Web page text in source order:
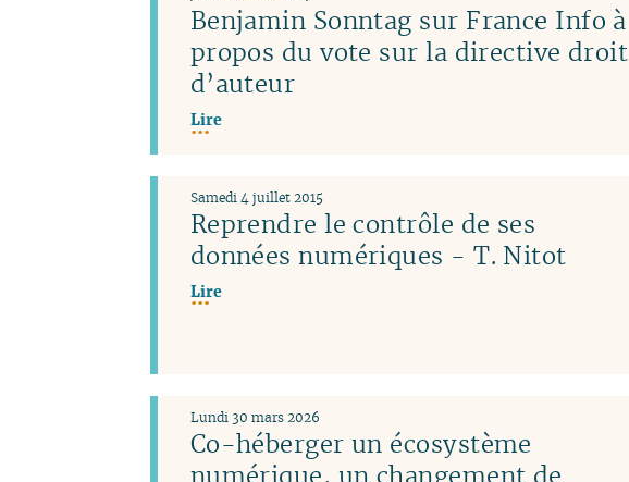
Benjamin Sonntag sur France Info à
propos du vote sur la directive droit
d’auteur
Lire
Reprendre le contrôle de ses
données numériques - T. Nitot
Samedi 4 juillet 2015
Lire
Co-héberger un écosystème
numérique, un changement de
Lundi 30 mars 2026